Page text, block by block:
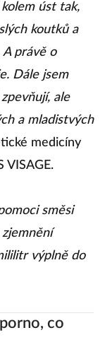
úst tak,
koutků a
A právě o
Dále jsem
ale
a mladistvých
medicíny
VISAGE.
směsi
výplně do
co